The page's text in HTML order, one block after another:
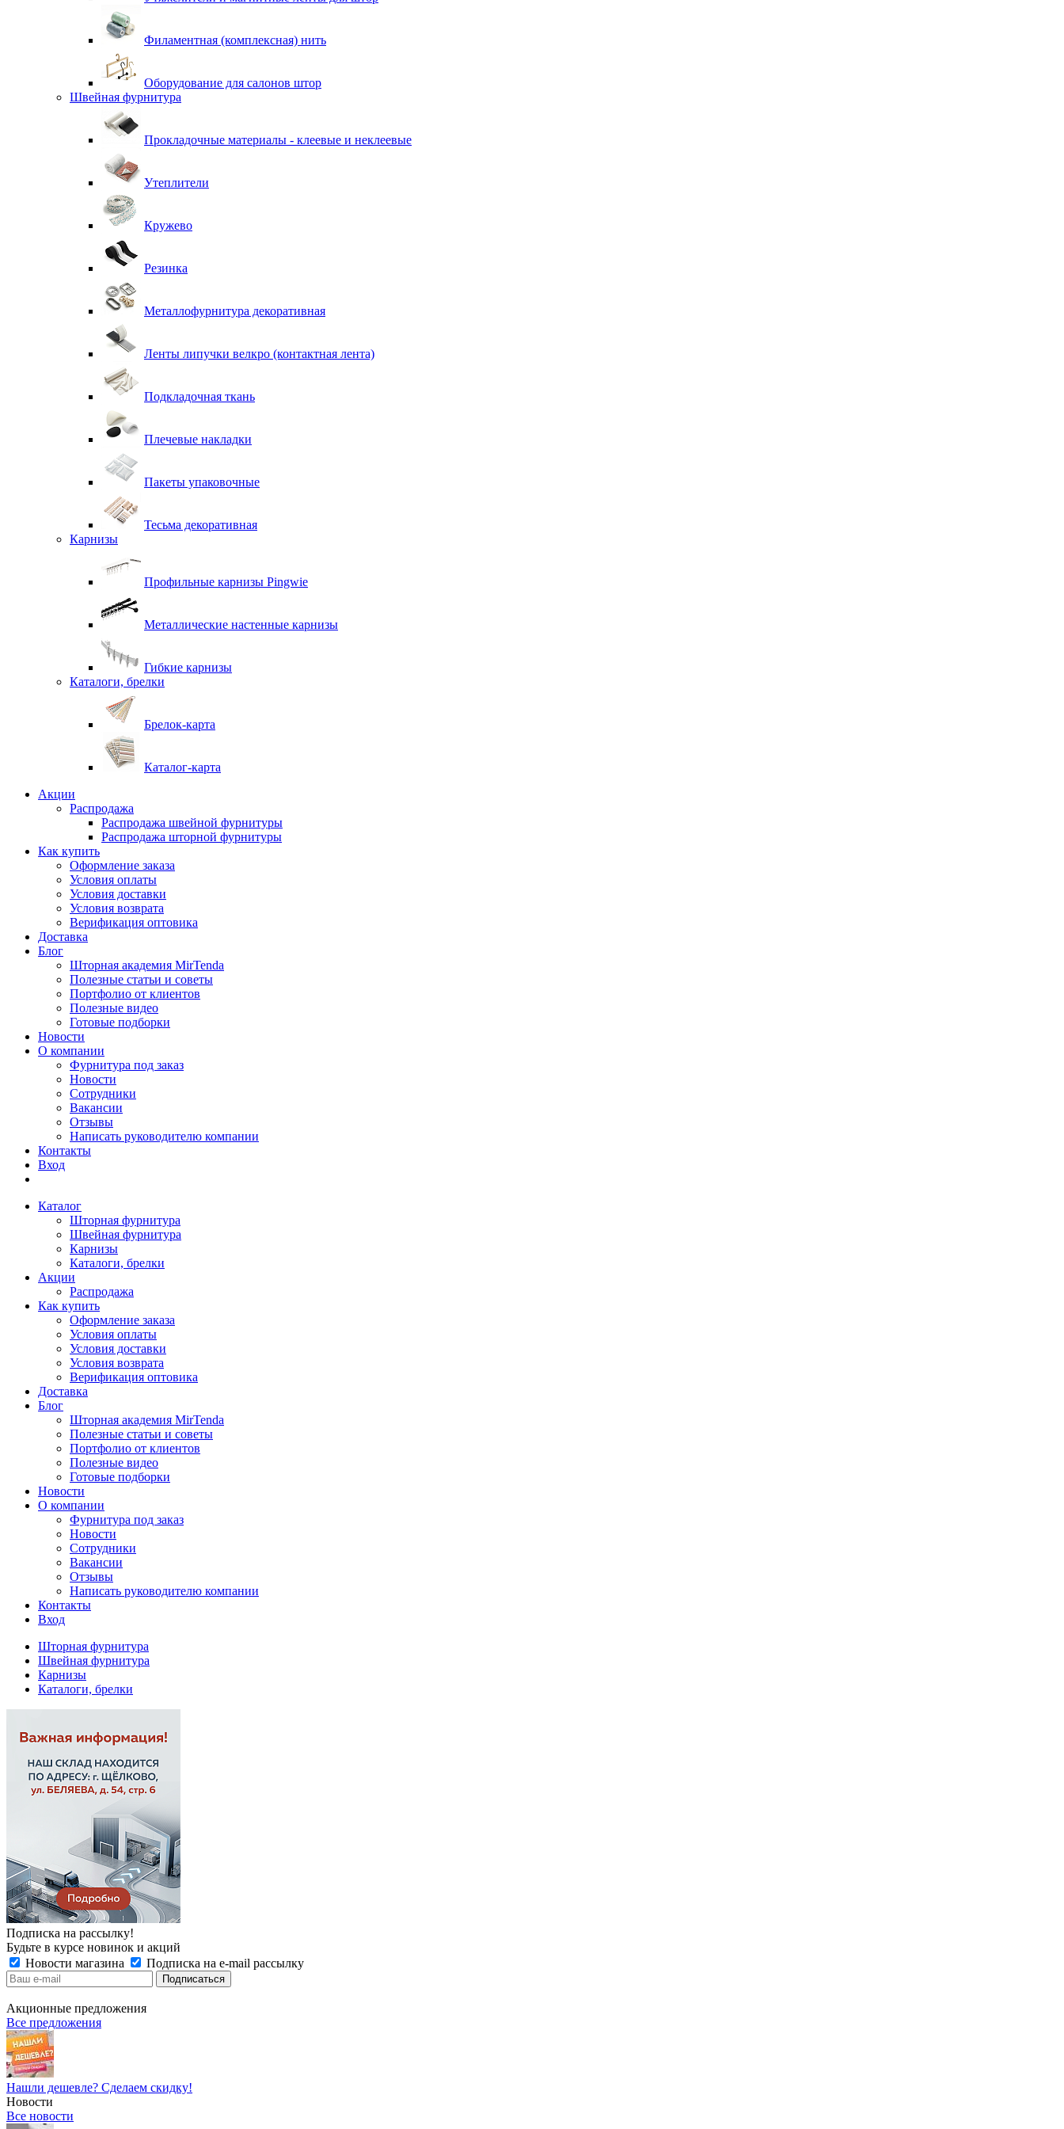
Филаментная (комплексная) нить
Оборудование для салонов штор
Швейная фурнитура
Прокладочные материалы - клеевые и неклеевые
Утеплители
Кружево
Резинка
Металлофурнитура декоративная
Ленты липучки велкро (контактная лента)
Подкладочная ткань
Плечевые накладки
Пакеты упаковочные
Тесьма декоративная
Карнизы
Профильные карнизы Pingwie
Металлические настенные карнизы
Гибкие карнизы
Каталоги, брелки
Брелок-карта
Каталог-карта
Акции
Распродажа
Распродажа швейной фурнитуры
Распродажа шторной фурнитуры
Как купить
Оформление заказа
Условия оплаты
Условия доставки
Условия возврата
Верификация оптовика
Доставка
Блог
Шторная академия MirTenda
Полезные статьи и советы
Портфолио от клиентов
Полезные видео
Готовые подборки
Новости
О компании
Фурнитура под заказ
Новости
Сотрудники
Вакансии
Отзывы
Написать руководителю компании
Контакты
Вход
Каталог
Шторная фурнитура
Швейная фурнитура
Карнизы
Каталоги, брелки
Акции
Распродажа
Как купить
Оформление заказа
Условия оплаты
Условия доставки
Условия возврата
Верификация оптовика
Доставка
Блог
Шторная академия MirTenda
Полезные статьи и советы
Портфолио от клиентов
Полезные видео
Готовые подборки
Новости
О компании
Фурнитура под заказ
Новости
Сотрудники
Вакансии
Отзывы
Написать руководителю компании
Контакты
Вход
Шторная фурнитура
Швейная фурнитура
Карнизы
Каталоги, брелки
Подписка на рассылку!
Будьте в курсе новинок и акций
Новости магазина
Подписка на e-mail рассылку
Акционные предложения
Все предложения
Нашли дешевле? Сделаем скидку!
Новости
Все новости